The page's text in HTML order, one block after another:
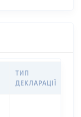
ТИП
ДЕКЛАРАЦІЇ